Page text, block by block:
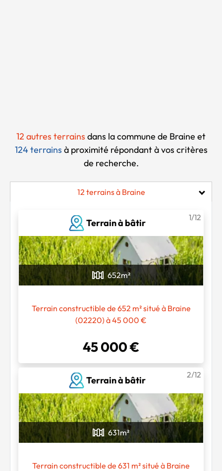
12 autres terrains dans la commune de Braine et
124 terrains à proximité répondant à vos critères
de recherche.
12 terrains à Braine
Terrain à bâtir
1/12
652m²
Terrain constructible de 652 m² situé à Braine
(02220) à 45 000 €
45 000 €
Terrain à bâtir
2/12
631m²
Terrain constructible de 631 m² situé à Braine